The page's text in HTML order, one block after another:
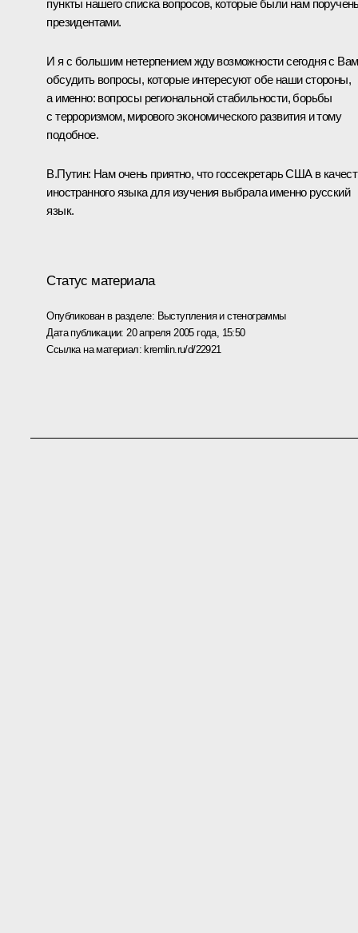
пункты нашего списка вопросов, которые были нам
президентами.
И я с большим нетерпением жду возможности сегодня с
обсудить вопросы, которые интересуют обе наши стороны,
а именно: вопросы региональной стабильности, борьбы
с терроризмом, мирового экономического развития и тому
подобное.
В.Путин: Нам очень приятно, что госсекретарь США в
иностранного языка для изучения выбрала именно русский
язык.
Статус материала
Опубликован в разделе: Выступления и стенограммы
Дата публикации: 20 апреля 2005 года, 15:50
Ссылка на материал:kremlin.ru/d/22921